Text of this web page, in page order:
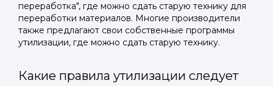
переработка", где можно сдать старую технику для
переработки материалов. Многие производители
также предлагают свои собственные программы
утилизации, где можно сдать старую технику.
Какие правила утилизации следует